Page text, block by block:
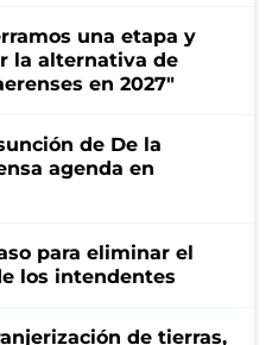
una etapa y
la alternativa de
en 2027"
de De la
agenda en
para eliminar el
los intendentes
de tierras,